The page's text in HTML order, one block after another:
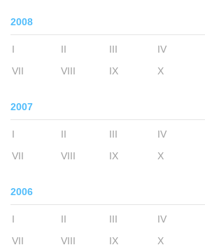
2008
I II III IV
VII
VIII IX X
2007
I II III IV
VII
VIII IX X
2006
I II III IV
VII
VIII IX X